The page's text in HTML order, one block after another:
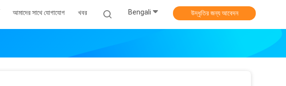
আমাদের সাথে যোগাযোগ খবর Bengali উদ্ধৃতির জন্য আবেদন